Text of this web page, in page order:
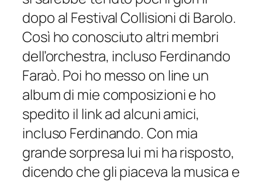
dopo al Festival Collisioni di Barolo.
Così ho conosciuto altri membri
dell’orchestra, incluso Ferdinando
Faraò. Poi ho messo on line un
album di mie composizioni e ho
spedito il link ad alcuni amici,
incluso Ferdinando. Con mia
grande sorpresa lui mi ha risposto,
dicendo che gli piaceva la musica e